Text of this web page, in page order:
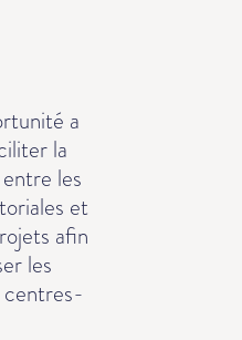
a
la
les
et
afin
les